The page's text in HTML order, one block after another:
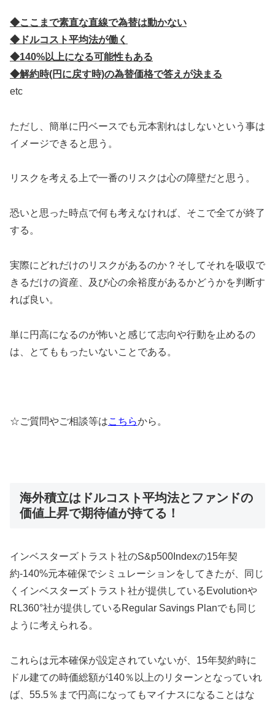
◆ここまで素直な直線で為替は動かない
◆ドルコスト平均法が働く
◆140%以上になる可能性もある
◆解約時(円に戻す時)の為替価格で答えが決まる
etc
ただし、簡単に円ベースでも元本割れはしないという事は
イメージできると思う。
リスクを考える上で一番のリスクは心の障壁だと思う。
恐いと思った時点で何も考えなければ、そこで全てが終了
する。
実際にどれだけのリスクがあるのか？そしてそれを吸収で
きるだけの資産、及び心の余裕度があるかどうかを判断す
れば良い。
単に円高になるのが怖いと感じて志向や行動を止めるの
は、とてももったいないことである。
☆ご質問やご相談等はこちらから。
海外積立はドルコスト平均法とファンドの
価値上昇で期待値が持てる！
インベスターズトラスト社のS&p500Indexの15年契
約-140%元本確保でシミュレーションをしてきたが、同じ
くインベスターズトラスト社が提供しているEvolutionや
RL360°社が提供しているRegular Savings Planでも同じ
ように考えられる。
これらは元本確保が設定されていないが、15年契約時に
ドル建ての時価総額が140％以上のリターンとなっていれ
ば、55.5％まで円高になってもマイナスになることはな